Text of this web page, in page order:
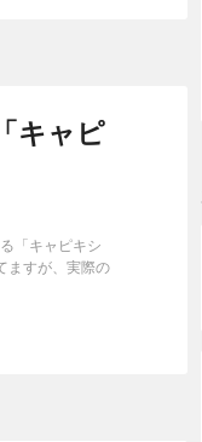
キャピ
「キャピキシ
ますが、実際の